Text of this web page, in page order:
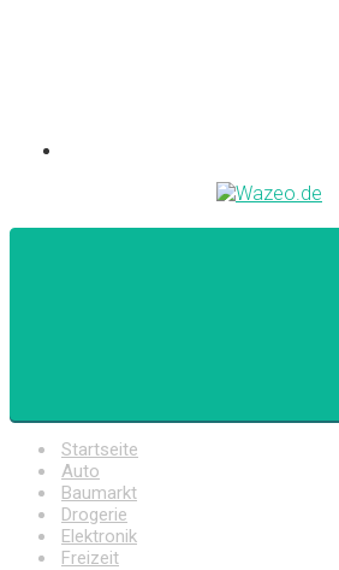
Startseite
Auto
Baumarkt
Drogerie
Elektronik
Freizeit